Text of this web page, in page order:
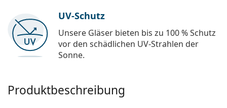
UV-Schutz
Unsere Gläser bieten bis zu 100 % Schutz
vor den schädlichen UV-Strahlen der
Sonne.
Produktbeschreibung